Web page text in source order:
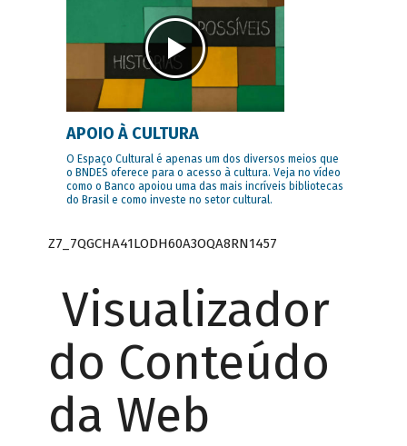
APOIO À CULTURA
O Espaço Cultural é apenas um dos diversos meios que
o BNDES oferece para o acesso à cultura. Veja no vídeo
como o Banco apoiou uma das mais incríveis bibliotecas
do Brasil e como investe no setor cultural.
Z7_7QGCHA41LODH60A3OQA8RN1457
Visualizador
do Conteúdo
da Web